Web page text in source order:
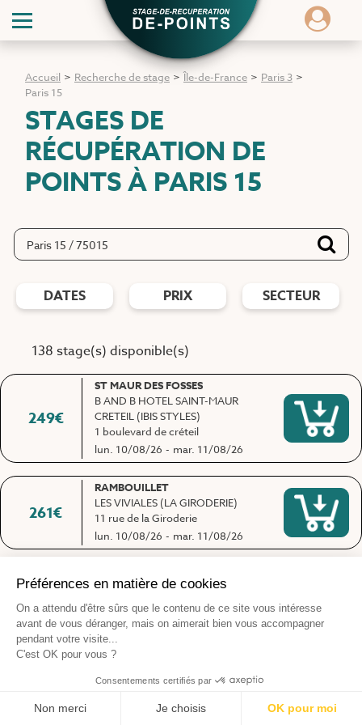
Accueil > Recherche de stage > Île-de-France > Paris 3 >
Paris 15
STAGES DE
RÉCUPÉRATION DE
POINTSÀ PARIS 15
DATES PRIX SECTEUR
138 stage(s) disponible(s)
249€
ST MAUR DES FOSSES
B AND B HOTEL SAINT-MAUR
CRETEIL (IBIS STYLES)
1 boulevard de créteil
lun. 10/08/26 - mar. 11/08/26
261€
RAMBOUILLET
LES VIVIALES (LA GIRODERIE)
11 rue de la Giroderie
lun. 10/08/26 - mar. 11/08/26
259
LA TERRASSE1SOIR
14 Promenade de Guinette
mer. 12/08/26 - jeu. 13/08/26
PARIS 15
ECOLE DE CONDUITE
47 Rue Falguière